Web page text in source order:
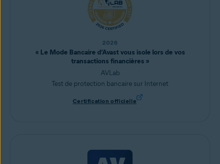
2026
« Le Mode Bancaire d’Avast vous isole lors de vos
transactions financières »
AVLab
Test de protection bancaire sur Internet
Certification officielle